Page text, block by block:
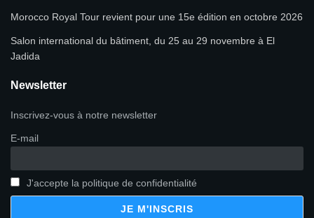
Morocco Royal Tour revient pour une 15e édition en octobre 2026
Salon international du bâtiment, du 25 au 29 novembre à El
Jadida
Newsletter
Inscrivez-vous à notre newsletter
E-mail
J'accepte la politique de confidentialité